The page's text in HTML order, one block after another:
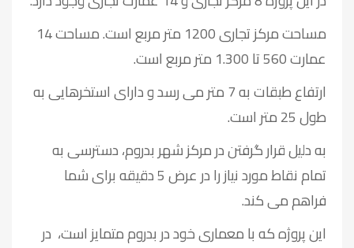
مساحت مرکز تجاری 1200 متر مربع است. مساحت 14
عمارت 560 تا 1.300 متر مربع است.
ارتفاع طبقات به 7 متر می رسد و دارای استخرهایی به
طول 25 متر است.
به دلیل قرار گرفتن در مرکز شهر بدروم، دسترسی به
تمام نقاط مورد نیاز را در عرض 5 دقیقه برای شما
فراهم می کند.
این پروژه که با معماری خود در بدروم متمایز است، در